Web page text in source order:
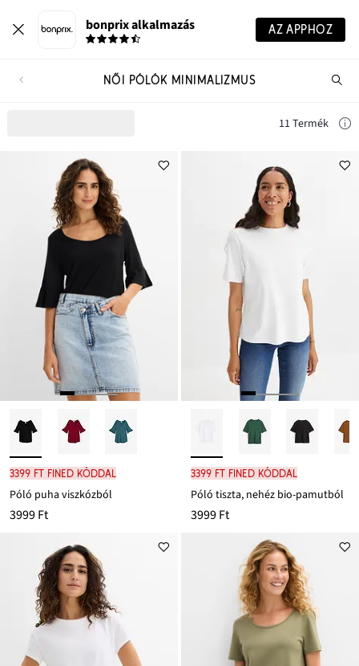
bonprix alkalmazás AZ APPHOZ
NŐI PÓLÓK MINIMALIZMUS
11 Termék
3399 Ft FINED kóddal
Póló puha viszkózból
3999 Ft
3399 Ft FINED kóddal
Póló tiszta, nehéz bio-pamutból
3999 Ft